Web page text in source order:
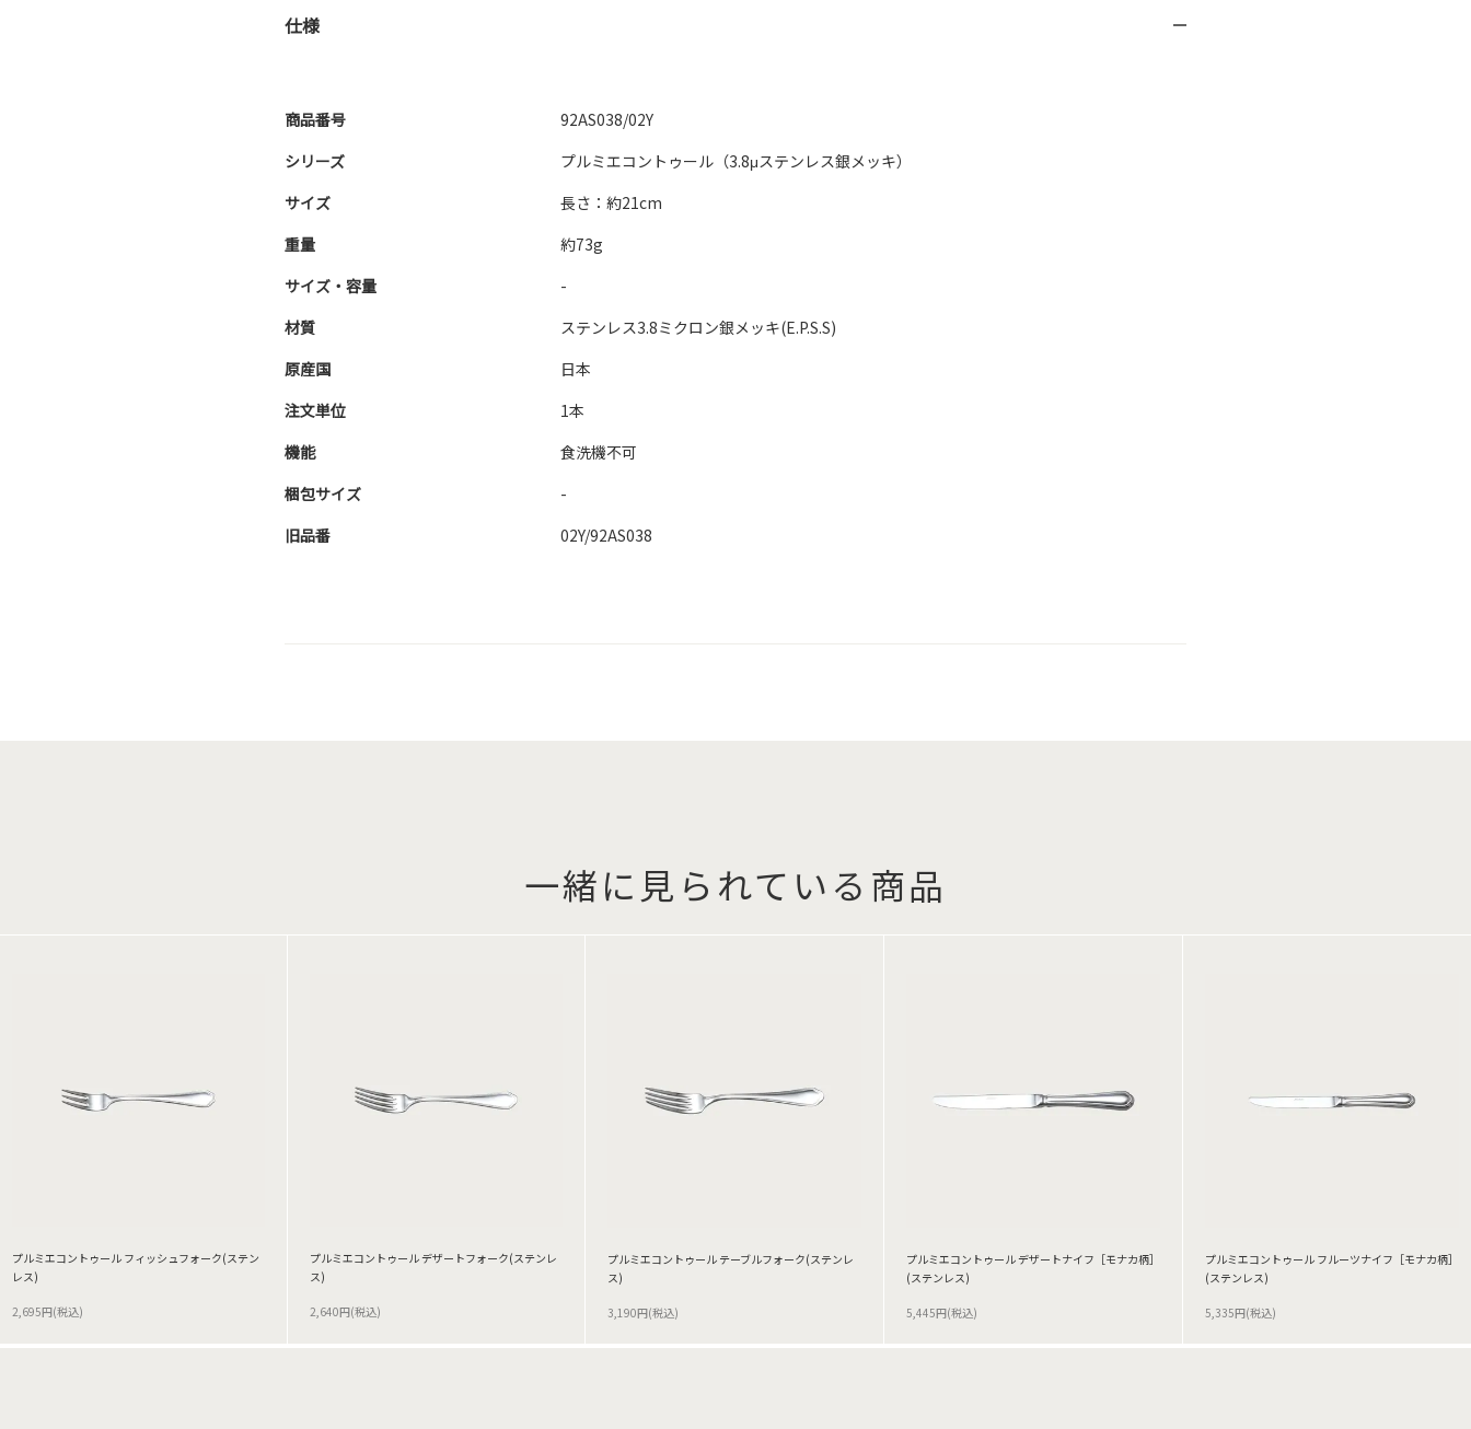
仕様
商品番号
92AS038/02Y
シリーズ
プルミエコントゥール（3.8μステンレス銀メッキ）
サイズ
長さ：約21cm
重量
約73g
サイズ・容量
-
材質
ステンレス3.8ミクロン銀メッキ(E.P.S.S)
原産国
日本
注文単位
1本
機能
食洗機不可
梱包サイズ
-
旧品番
02Y/92AS038
一緒に見られている商品
プルミエコントゥール フィッシュフォーク(ステン
レス)
2,695円(税込)
プルミエコントゥール デザートフォーク(ステンレ
ス)
2,640円(税込)
プルミエコントゥール テーブルフォーク(ステンレ
ス)
3,190円(税込)
プルミエコントゥール デザートナイフ［モナカ柄］
(ステンレス)
5,445円(税込)
プルミエコントゥール フルーツナイフ［モナカ柄］
(ステンレス)
5,335円(税込)